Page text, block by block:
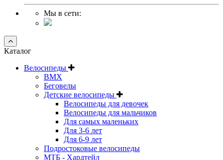
Мы в сети:
Каталог
Велосипеды
BMX
Беговелы
Детские велосипеды
Велосипеды для девочек
Велосипеды для мальчиков
Для самых маленьких
Для 3-6 лет
Для 6-9 лет
Подростоковые велосипеды
МТБ - Хардтейл